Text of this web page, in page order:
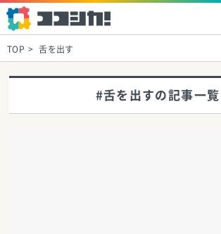
TOP 舌を出す
#舌を出すの記事一覧